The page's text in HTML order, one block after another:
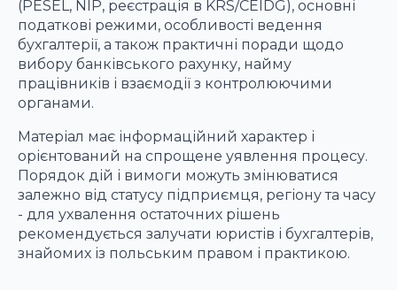
(PESEL, NIP, реєстрація в KRS/CEIDG), основні
податкові режими, особливості ведення
бухгалтерії, а також практичні поради щодо
вибору банківського рахунку, найму
працівників і взаємодії з контролюючими
органами.
Матеріал має інформаційний характер і
орієнтований на спрощене уявлення процесу.
Порядок дій і вимоги можуть змінюватися
залежно від статусу підприємця, регіону та часу
- для ухвалення остаточних рішень
рекомендується залучати юристів і бухгалтерів,
знайомих із польським правом і практикою.